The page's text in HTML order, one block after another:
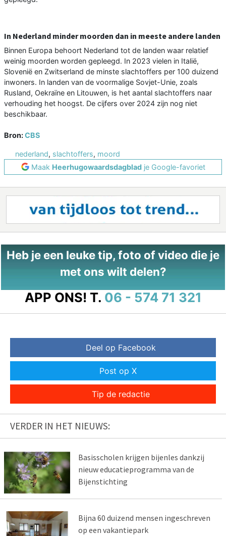
In Nederland minder moorden dan in meeste andere landen
Binnen Europa behoort Nederland tot de landen waar relatief
weinig moorden worden gepleegd. In 2023 vielen in Italië,
Slovenië en Zwitserland de minste slachtoffers per 100 duizend
inwoners. In landen van de voormalige Sovjet-Unie, zoals
Rusland, Oekraïne en Litouwen, is het aantal slachtoffers naar
verhouding het hoogst. De cijfers over 2024 zijn nog niet
beschikbaar.
Bron:CBS
nederland, slachtoffers, moord
Maak Heerhugowaardsdagbladje Google-favoriet
Heb je een leuke tip, foto of video die je
met ons wilt delen?
APP ONS! T. 06 - 574 71 321
Deel op Facebook
Post op X
Tip de redactie
VERDER IN HET NIEUWS:
Basisscholen krijgen bijenles dankzij
nieuw educatieprogramma van de
Bijenstichting
Bijna 60 duizend mensen ingeschreven
op een vakantiepark